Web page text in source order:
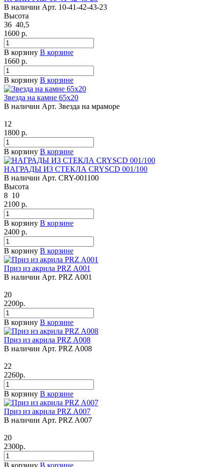
В наличии Арт. 10-41-42-43-23
Высота
36 40,5
1600 р.
В корзину В корзине
1660 р.
В корзину В корзине
Звезда на камне 65х20
В наличии Арт. Звезда на мраморе
12
1800 р.
В корзину В корзине
НАГРАДЫ ИЗ СТЕКЛА CRYSCD 001/100
В наличии Арт. CRY-001100
Высота
8 10
2100 р.
В корзину В корзине
2400 р.
В корзину В корзине
Приз из акрила PRZ A001
В наличии Арт. PRZ A001
20
2200р.
В корзину В корзине
Приз из акрила PRZ A008
В наличии Арт. PRZ A008
22
2260р.
В корзину В корзине
Приз из акрила PRZ A007
В наличии Арт. PRZ A007
20
2300р.
В корзину В корзине